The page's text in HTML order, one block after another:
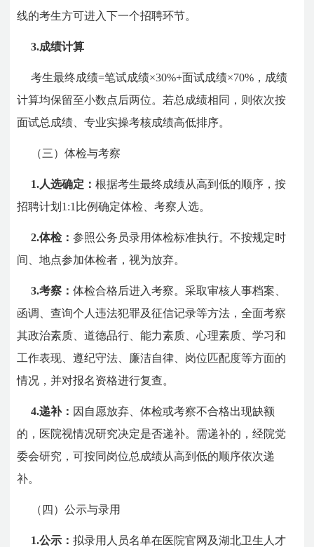
线的考生方可进入下一个招聘环节。
3.成绩计算
考生最终成绩=笔试成绩×30%+面试成绩×70%，成绩
计算均保留至小数点后两位。若总成绩相同，则依次按
面试总成绩、专业实操考核成绩高低排序。
（三）体检与考察
1.人选确定：根据考生最终成绩从高到低的顺序，按
招聘计划1:1比例确定体检、考察人选。
2.体检：参照公务员录用体检标准执行。不按规定时
间、地点参加体检者，视为放弃。
3.考察：体检合格后进入考察。采取审核人事档案、
函调、查询个人违法犯罪及征信记录等方法，全面考察
其政治素质、道德品行、能力素质、心理素质、学习和
工作表现、遵纪守法、廉洁自律、岗位匹配度等方面的
情况，并对报名资格进行复查。
4.递补： 因自愿放弃、体检或考察不合格出现缺额
的，医院视情况研究决定是否递补。需递补的，经院党
委会研究，可按同岗位总成绩从高到低的顺序依次递
补。
（四）公示与录用
1.公示：拟录用人员名单在医院官网及湖北卫生人才